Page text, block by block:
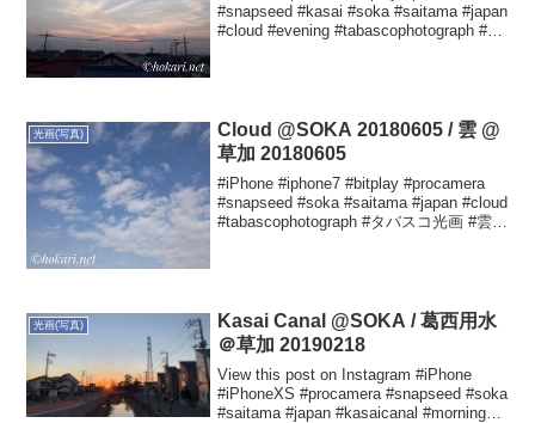
#snapseed #kasai #soka #saitama #japan
#cloud #evening #tabascophotograph #タ
光画(写真)
Cloud @SOKA 20180605 / 雲 @
草加 20180605
#iPhone #iphone7 #bitplay #procamera
#snapseed #soka #saitama #japan #cloud
#tabascophotograph #タバスコ光画 #雲
光画(写真)
Kasai Canal @SOKA / 葛西用水
＠草加 20190218
View this post on Instagram #iPhone
#iPhoneXS #procamera #snapseed #soka
#saitama #japan #kasaicanal #morning